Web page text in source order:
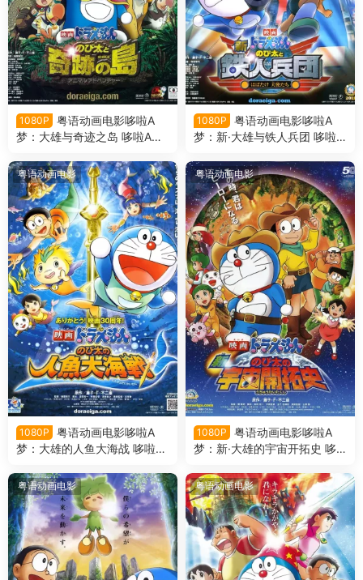
1080P
粤语动画电影哆啦A
梦：大雄与奇迹之岛 哆啦A梦
版
1080P
粤语动画电影哆啦A
梦：新·大雄与铁人兵团 哆啦A
粤语版
粤语动画电影
1080P
粤语动画电影哆啦A
梦：大雄的人鱼大海战 哆啦A
粤语版
粤语动画电影
1080P
粤语动画电影哆啦A
梦：新·大雄的宇宙开拓史 哆
开拓史粤语版
粤语动画电影 粤语动画电影